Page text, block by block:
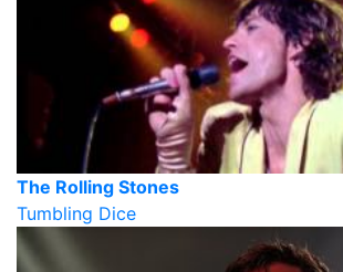
The Rolling Stones
Tumbling Dice